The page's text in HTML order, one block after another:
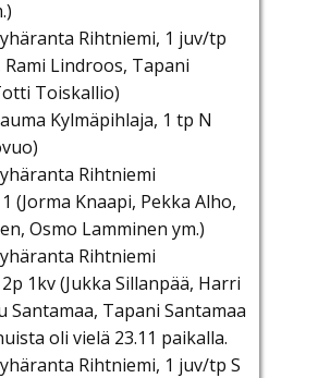
Rihtniemi, 1 juv/tp
Rami Lindroos, Tapani
Toiskallio)
Kylmäpihlaja, 1 tp N
Rihtniemi
(Jorma Knaapi, Pekka Alho,
Osmo Lamminen ym.)
Rihtniemi
1kv (Jukka Sillanpää, Harri
Santamaa, Tapani Santamaa
oli vielä 23.11 paikalla.
Rihtniemi, 1 juv/tp S